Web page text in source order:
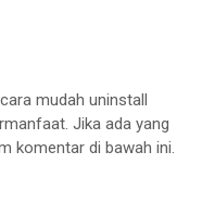
mudah uninstall
Jika ada yang
komentar di bawah ini.